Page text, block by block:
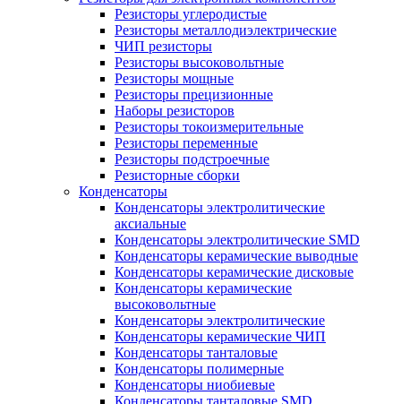
Резисторы углеродистые
Резисторы металлодиэлектрические
ЧИП резисторы
Резисторы высоковольтные
Резисторы мощные
Резисторы прецизионные
Наборы резисторов
Резисторы токоизмерительные
Резисторы переменные
Резисторы подстроечные
Резисторные сборки
Конденсаторы
Конденсаторы электролитические
аксиальные
Конденсаторы электролитические SMD
Конденсаторы керамические выводные
Конденсаторы керамические дисковые
Конденсаторы керамические
высоковольтные
Конденсаторы электролитические
Конденсаторы керамические ЧИП
Конденсаторы танталовые
Конденсаторы полимерные
Конденсаторы ниобиевые
Конденсаторы танталовые SMD